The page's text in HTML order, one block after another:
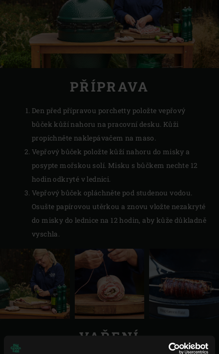
PŘÍPRAVA
Den před přípravou porchetty položte vepřový
bůček kůží nahoru na pracovní desku. Kůži
propíchněte naklepávačem na maso.
Vepřový bůček položte kůží nahoru do misky a
posypte mořskou solí. Misku s bůčkem nechte 12
hodin odkryté v lednici.
Vepřový bůček opláchněte pod studenou vodou.
Osušte papírovou utěrkou a znovu vložte nezakryté
do misky do lednice na 12 hodin, aby kůže důkladně
vyschla.
VAŘENÍ